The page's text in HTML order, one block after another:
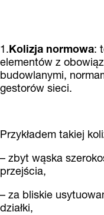
1.Kolizja normowa:
elementów z
budowlanymi,
gestorów sieci.
Przykładem takiej
– zbyt wąska
przejścia,
– za bliskie
działki,